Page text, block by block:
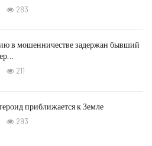
283
в мошенничестве задержан бывший
211
приближается к Земле
293